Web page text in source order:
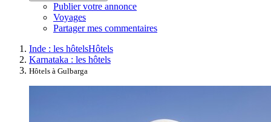
Publier votre annonce
Voyages
Partager mes commentaires
Inde : les hôtelsHôtels
Karnataka : les hôtels
Hôtels à Gulbarga